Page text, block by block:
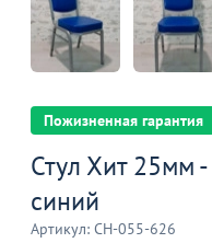
Пожизненная гарантия
Стул Хит 25мм
синий
Артикул: CH-055-626